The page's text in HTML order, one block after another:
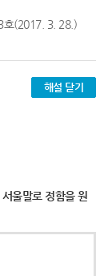
호(2017. 3. 28.)
해설 닫기
울말로 정함을 원